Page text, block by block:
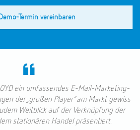
Termin vereinbaren
ein umfassendes E-Mail-Marketing-
der „großen Player“ am Markt gewiss
Weitblick auf der Verknüpfung der
stationären Handel präsentiert.